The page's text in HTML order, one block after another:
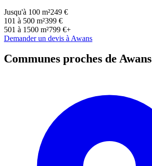
Jusqu'à 100 m²249 €
101 à 500 m²399 €
501 à 1500 m²799 €+
Demander un devis à Awans
Communes proches de Awans